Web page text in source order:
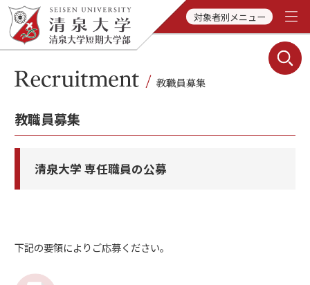
対象者別メニュー
教職員募集
清泉大学 専任職員の公募
下記の要領によりご応募ください。